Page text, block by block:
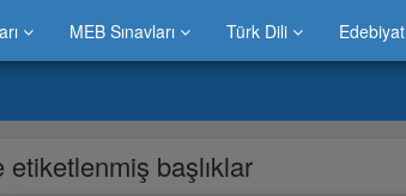
MEB Sınavları Türk Dili Edebiyat
etiketlenmiş başlıklar